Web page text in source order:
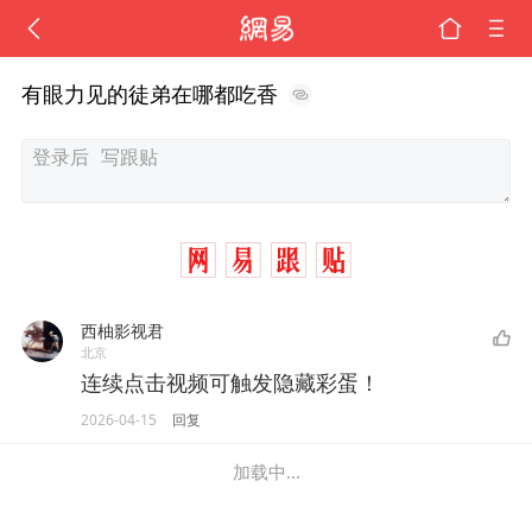
有眼力见的徒弟在哪都吃香
西柚影视君
北京
连续点击视频可触发隐藏彩蛋！
2026-04-15 回复
加载中...